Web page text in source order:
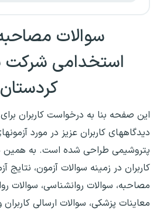
سوالات
استخدامی شرکت
کردستان
این صفحه بنا به درخواست کاربران
دیدگاههای کاربران عزیز در مورد
پتروشیمی طراحی شده است. به همین
کاربران در زمینه سوالات آزمون، نتایج
مصاحبه، سوالات روانشناسی، سوالات
معاینات پزشکی، سوالات ارسالی